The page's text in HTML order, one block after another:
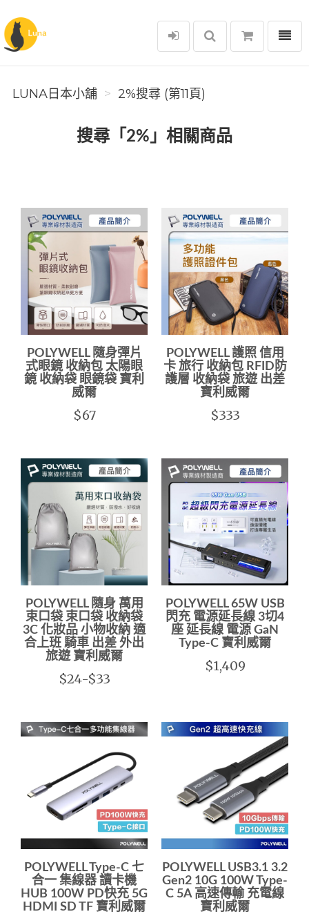
Luna日本小舖
選單
LUNA日本小舖 2%搜尋 (第11頁)
搜尋「2%」相關商品
POLYWELL 隨身彈片
式眼鏡 收納包 太陽眼
鏡 收納袋 眼鏡袋 寶利
威爾
$67
POLYWELL 護照 信用
卡 旅行 收納包 RFID防
護層 收納袋 旅遊 出差
寶利威爾
$333
POLYWELL 隨身 萬用
束口袋 束口袋 收納袋
3C 化妝品 小物收納 適
合上班 騎車 出差 外出
旅遊 寶利威爾
$24-$33
POLYWELL 65W USB
閃充 電源延長線 3切4
座 延長線 電源 GaN
Type-C 寶利威爾
$1,409
POLYWELL Type-C 七
合一 集線器 讀卡機
HUB 100W PD快充 5G
HDMI SD TF 寶利威爾
POLYWELL USB3.1 3.2
Gen2 10G 100W Type-
C 5A 高速傳輸 充電線
寶利威爾